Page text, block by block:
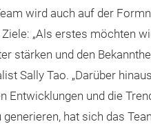
wird auch auf der
„Als erstes möchten
stärken und den
Sally Tao. „Darüber
Entwicklungen und die
hat sich das